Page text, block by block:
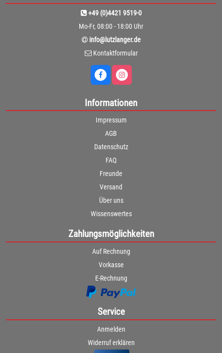
+49 (0)4421 9519-0
Mo-Fr, 08:00 - 18:00 Uhr
info@lutzlanger.de
Kontaktformular
Informationen
Impressum
AGB
Datenschutz
FAQ
Freunde
Versand
Über uns
Wissenswertes
Zahlungsmöglichkeiten
Auf Rechnung
Vorkasse
E-Rechnung
Service
Anmelden
Widerruf erklären